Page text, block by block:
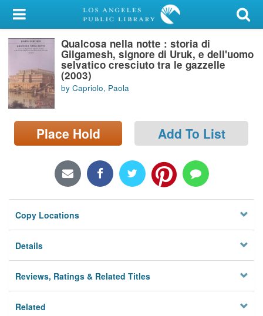
My Account
Library Card
Sign In
Search
Locations/Hours (external
page)
Qualcosa nella notte : storia di
Gilgamesh, signore di Uruk, e dell'uomo
selvatico cresciuto tra le gazzelle
(2003)
by Capriolo, Paola
Place Hold Add To List
Copy Locations
Details
Reviews, Ratings & Related Titles
Related